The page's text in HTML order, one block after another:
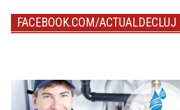
FACEBOOK.COM/ACTUALDECLUJ